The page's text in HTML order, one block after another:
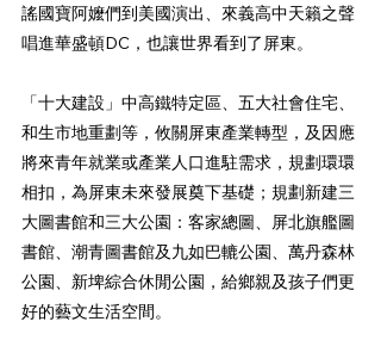
謠國寶阿嬤們到美國演出、來義高中天籟之聲
唱進華盛頓DC，也讓世界看到了屏東。
「十大建設」中高鐵特定區、五大社會住宅、
和生市地重劃等，攸關屏東產業轉型，及因應
將來青年就業或產業人口進駐需求，規劃環環
相扣，為屏東未來發展奠下基礎；規劃新建三
大圖書館和三大公園：客家總圖、屏北旗艦圖
書館、潮青圖書館及九如巴轆公園、萬丹森林
公園、新埤綜合休閒公園，給鄉親及孩子們更
好的藝文生活空間。